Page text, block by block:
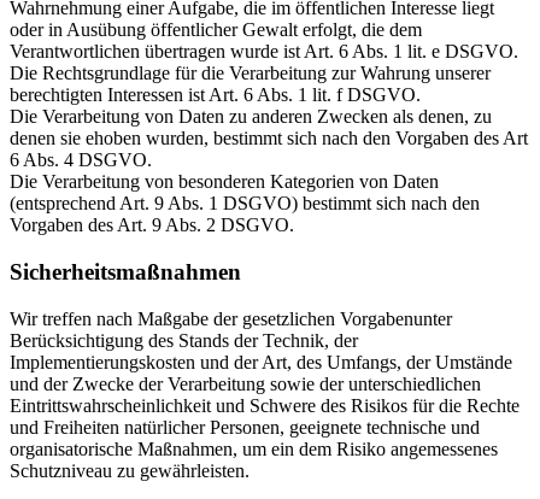
Wahrnehmung einer Aufgabe, die im öffentlichen Interesse liegt
oder in Ausübung öffentlicher Gewalt erfolgt, die dem
Verantwortlichen übertragen wurde ist Art. 6 Abs. 1 lit. e DSGVO.
Die Rechtsgrundlage für die Verarbeitung zur Wahrung unserer
berechtigten Interessen ist Art. 6 Abs. 1 lit. f DSGVO.
Die Verarbeitung von Daten zu anderen Zwecken als denen, zu
denen sie ehoben wurden, bestimmt sich nach den Vorgaben des Art
6 Abs. 4 DSGVO.
Die Verarbeitung von besonderen Kategorien von Daten
(entsprechend Art. 9 Abs. 1 DSGVO) bestimmt sich nach den
Vorgaben des Art. 9 Abs. 2 DSGVO.
Sicherheitsmaßnahmen
Wir treffen nach Maßgabe der gesetzlichen Vorgabenunter
Berücksichtigung des Stands der Technik, der
Implementierungskosten und der Art, des Umfangs, der Umstände
und der Zwecke der Verarbeitung sowie der unterschiedlichen
Eintrittswahrscheinlichkeit und Schwere des Risikos für die Rechte
und Freiheiten natürlicher Personen, geeignete technische und
organisatorische Maßnahmen, um ein dem Risiko angemessenes
Schutzniveau zu gewährleisten.